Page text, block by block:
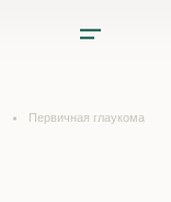
Первичная глаукома